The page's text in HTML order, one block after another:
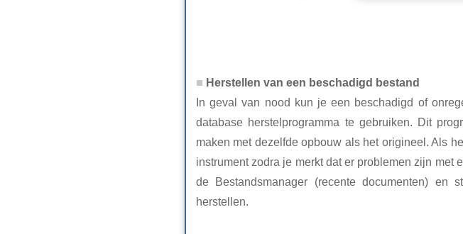
Herstellen van een beschadigd bestand
In geval van nood kun je een beschadigd of
database herstelprogramma te gebruiken. Dit
maken met dezelfde opbouw als het origineel. Als
instrument zodra je merkt dat er problemen zijn met
de Bestandsmanager (recente documenten) en
herstellen.